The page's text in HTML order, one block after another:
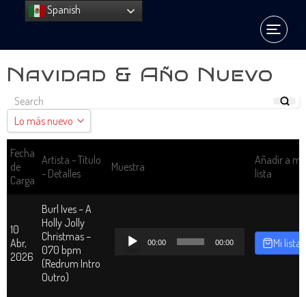
Navidad & Año Nuevo
Lo más nuevo
Lo más nuevo
Ordenar A - Z
Fecha
de
Carga
Artista - Título
- Detalles
Muestra
Añadir a mi
lista
10
Abr,
2026
Burl Ives – A
Holly Jolly
Christmas –
070 bpm
(Redrum Intro
Outro)
Reproductor
00:00 00:00 Mi lista
Spanish